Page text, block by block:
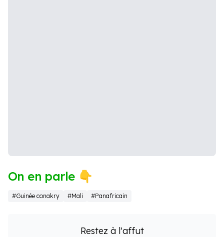
On en parle 👇
#Guinée conakry #Mali #Panafricain
Restez à l'affut